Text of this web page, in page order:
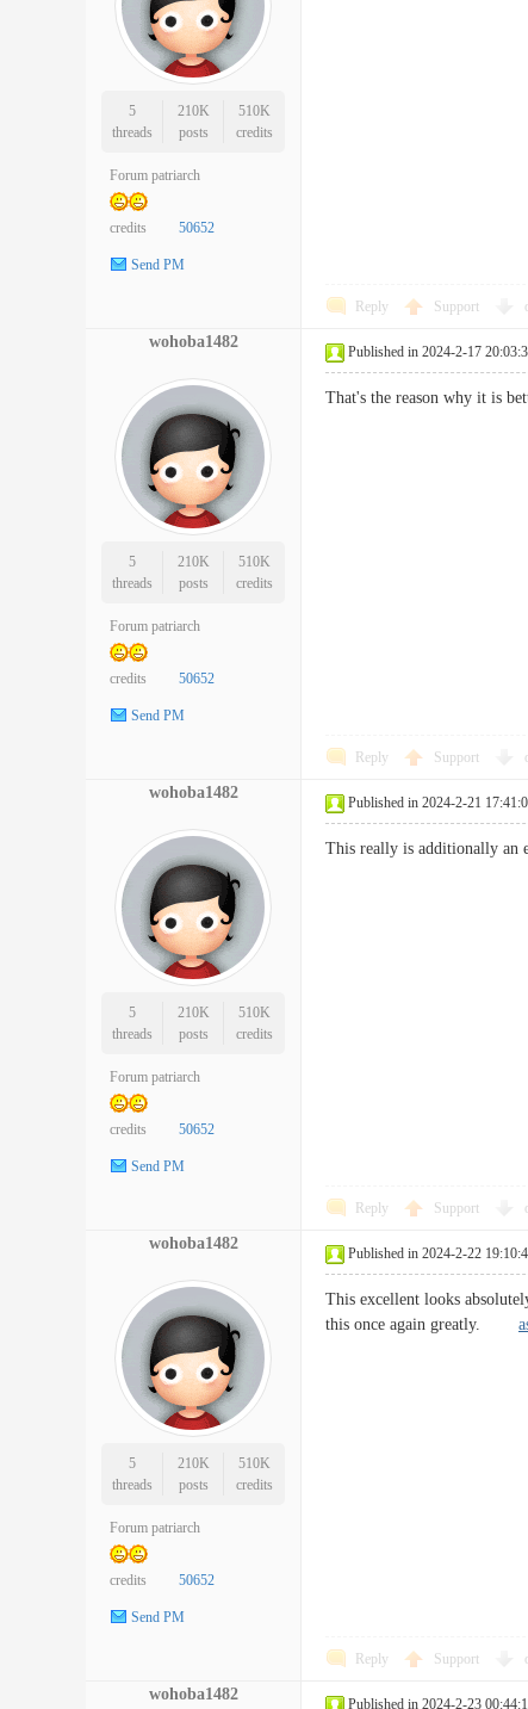
5
threads
210K
posts
510K
credits
Forum patriarch
credits 50652
Send PM
Reply Support
wohoba1482
5
threads
210K
posts
510K
credits
Forum patriarch
credits 50652
Send PM
Published in 2024-2-17
That's the reason why it is
Reply Support
wohoba1482
5
threads
210K
posts
510K
credits
Forum patriarch
credits 50652
Send PM
Published in 2024-2-21
This really is additionally
Reply Support
wohoba1482
5
threads
210K
posts
510K
credits
Forum patriarch
credits 50652
Send PM
Published in 2024-2-22
This excellent looks
this once again greatly.
Reply Support
wohoba1482
Published in 2024-2-23